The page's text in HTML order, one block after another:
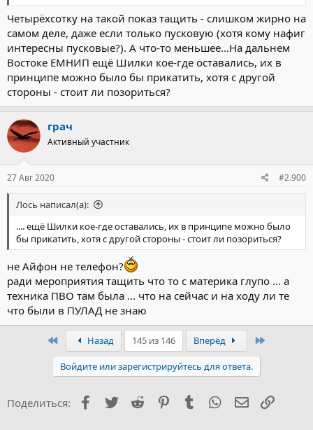
Четырёхсотку на такой показ тащить - слишком жирно на
самом деле, даже если только пусковую (хотя кому нафиг
интересны пусковые?). А что-то меньшее...На дальнем
Востоке ЕМНИП ещё Шилки кое-где оставались, их в
принципе можно было бы прикатить, хотя с другой
стороны - стоит ли позориться?
грач
Активный участник
27 Авг 2020 #2.900
Лось написал(а):
.... ещё Шилки кое-где оставались, их в принципе можно было
бы прикатить, хотя с другой стороны - стоит ли позориться?
не Айфон не телефон?
ради мероприятия тащить что то с материка глупо ... а
техника ПВО там была ... что на сейчас и на ходу ли те
что были в ПУЛАД не знаю
ПервыйНазад 145 из 146 Вперёд
Войдите или зарегистрируйтесь для ответа.
Поделиться: Facebook
Twitter Reddit PinterestTumblr WhatsApp